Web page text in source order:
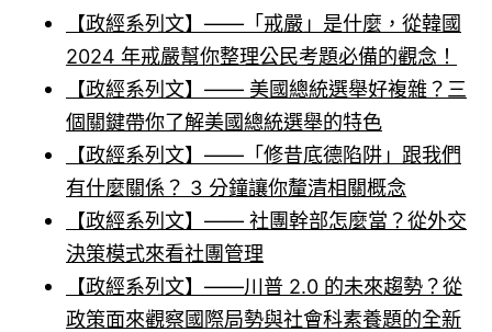
【政經系列文】——「戒嚴」是什麼，從韓國
2024 年戒嚴幫你整理公民考題必備的觀念！
【政經系列文】—— 美國總統選舉好複雜？三
個關鍵帶你了解美國總統選舉的特色
【政經系列文】——「修昔底德陷阱」跟我們
有什麼關係？ 3 分鐘讓你釐清相關概念
【政經系列文】—— 社團幹部怎麼當？從外交
決策模式來看社團管理
【政經系列文】——川普 2.0 的未來趨勢？從
政策面來觀察國際局勢與社會科素養題的全新